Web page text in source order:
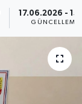
17.06.2026 -
GÜNCELLEME